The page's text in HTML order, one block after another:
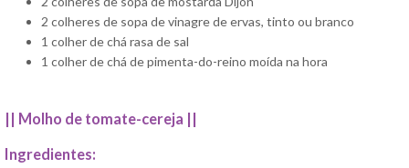
2 colheres de sopa de vinagre de ervas, tinto ou branco
1 colher de chá rasa de sal
1 colher de chá de pimenta-do-reino moída na hora
Molho de tomate-cereja ||
Ingredientes: